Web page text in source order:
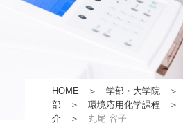
HOME ＞ 学部・大学院＞
部＞ 環境応用化学課程 ＞
介＞ 丸尾 容子